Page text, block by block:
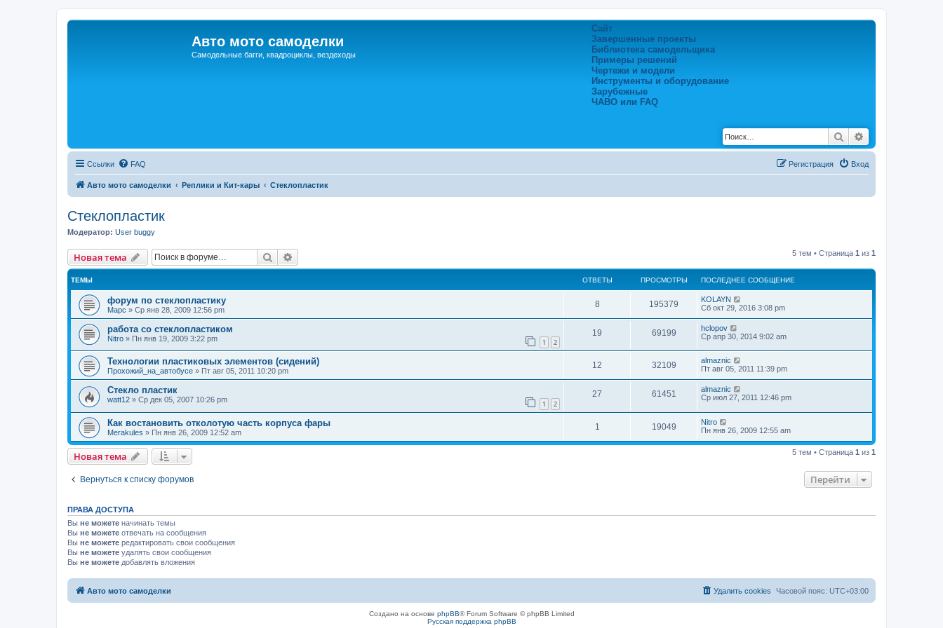
Авто мото самоделки
Самодельные багги, квадроциклы, вездеходы
Сайт
Завершенные проекты
Библиотека самодельщика
Примеры решений
Чертежи и модели
Инструменты и оборудование
Зарубежные
ЧАВО или FAQ
Поиск
Ссылки FAQ Вход
Регистрация
Авто мото самоделки Реплики и Кит-кары Стеклопластик
Стеклопластик
Модератор: User buggy
Новая тема Поиск 5 тем • Страница 1 из 1
ТЕМЫ ОТВЕТЫ ПРОСМОТРЫ ПОСЛЕДНЕЕ СООБЩЕНИЕ
форум по стеклопластику
Марс » Ср янв 28, 2009 12:56 pm
8 195379
KOLAYN
Сб окт 29, 2016 3:08 pm
работа со стеклопластиком
Nitro » Пн янв 19, 2009 3:22 pm 1 2
19 69199
hclopov
Ср апр 30, 2014 9:02 am
Технологии пластиковых элементов (сидений)
Прохожий_на_автобусе » Пт авг 05, 2011 10:20 pm
12 32109
almaznic
Пт авг 05, 2011 11:39 pm
Стекло пластик
watt12 » Ср дек 05, 2007 10:26 pm 1 2
27 61451
almaznic
Ср июл 27, 2011 12:46 pm
Как востановить отколотую часть корпуса фары
Merakules » Пн янв 26, 2009 12:52 am
1 19049
Nitro
Пн янв 26, 2009 12:55 am
Новая тема 5 тем • Страница 1 из 1
Вернуться к списку форумов Перейти
ПРАВА ДОСТУПА
Вы не можете начинать темы
Вы не можете отвечать на сообщения
Вы не можете редактировать свои сообщения
Вы не можете удалять свои сообщения
Вы не можете добавлять вложения
Авто мото самоделки Часовой пояс: UTC+03:00
Удалить cookies
Создано на основе phpBB® Forum Software © phpBB Limited
Русская поддержка phpBB